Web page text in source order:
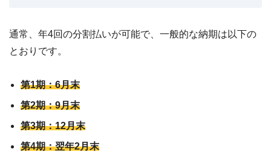
通常、年4回の分割払いが可能で、一般的な納期は以下の
とおりです。
第1期：6月末
第2期：9月末
第3期：12月末
第4期：翌年2月末